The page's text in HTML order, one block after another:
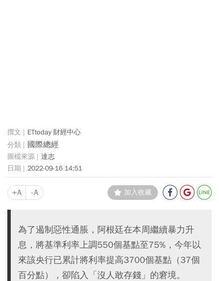
ETtoday 財經中心
國際總經
達志
2022-09-16 14:51
+A -A 加入收藏
為了遏制惡性通脹，阿根廷在本周繼續暴力升
息，將基準利率上調550個基點至75%，今年以
來該央行已累計將利率提高3700個基點（37個
百分點），卻陷入「沒人敢存錢」的窘境。